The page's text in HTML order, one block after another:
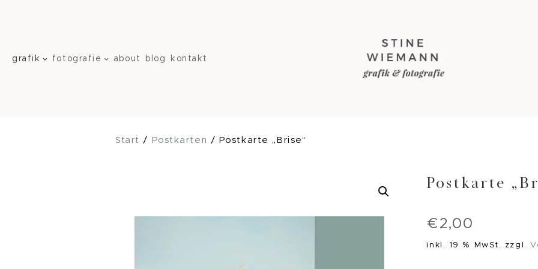
grafik fotografie about blog kontakt
Start / Postkarten / Postkarte „Brise“
Postkarte
€ 2,00
inkl. 19 % MwSt. zzgl.